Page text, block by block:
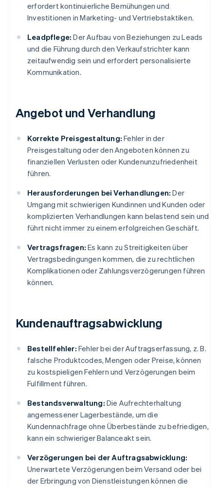
erfordert kontinuierliche Bemühungen und
Investitionen in Marketing- und Vertriebstaktiken.
Leadpflege: Der Aufbau von Beziehungen zu Leads
und die Führung durch den Verkaufstrichter kann
zeitaufwendig sein und erfordert personalisierte
Kommunikation.
Angebot und Verhandlung
Korrekte Preisgestaltung: Fehler in der
Preisgestaltung oder den Angeboten können zu
finanziellen Verlusten oder Kundenunzufriedenheit
führen.
Herausforderungen bei Verhandlungen: Der
Umgang mit schwierigen Kundinnen und Kunden oder
komplizierten Verhandlungen kann belastend sein und
führt nicht immer zu einem erfolgreichen Geschäft.
Vertragsfragen: Es kann zu Streitigkeiten über
Vertragsbedingungen kommen, die zu rechtlichen
Komplikationen oder Zahlungsverzögerungen führen
können.
Kundenauftragsabwicklung
Bestellfehler: Fehler bei der Auftragserfassung, z. B.
falsche Produktcodes, Mengen oder Preise, können
zu kostspieligen Fehlern und Verzögerungen beim
Fulfillment führen.
Bestandsverwaltung: Die Aufrechterhaltung
angemessener Lagerbestände, um die
Kundennachfrage ohne Überbestände zu befriedigen,
kann ein schwieriger Balanceakt sein.
Verzögerungen bei der Auftragsabwicklung:
Unerwartete Verzögerungen beim Versand oder bei
der Erbringung von Dienstleistungen können die